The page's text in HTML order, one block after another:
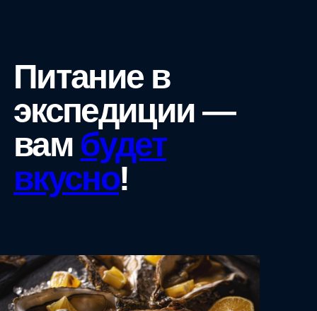
Питание в
экспедиции —
вам будет
вкусно!